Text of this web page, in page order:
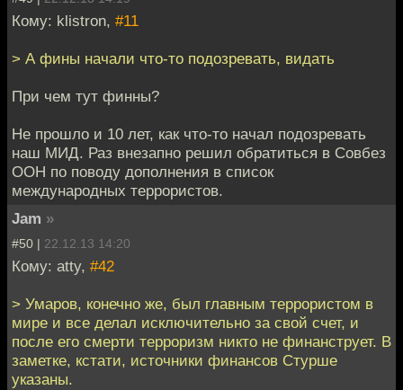
Кому: klistron, #11
> А фины начали что-то подозревать, видать
При чем тут финны?
Не прошло и 10 лет, как что-то начал подозревать
наш МИД. Раз внезапно решил обратиться в Совбез
ООН по поводу дополнения в список
международных террористов.
Jam »
#50 | 22.12.13 14:20
Кому: atty, #42
> Умаров, конечно же, был главным террористом в
мире и все делал исключительно за свой счет, и
после его смерти терроризм никто не финанструет. В
заметке, кстати, источники финансов Стурше
указаны.